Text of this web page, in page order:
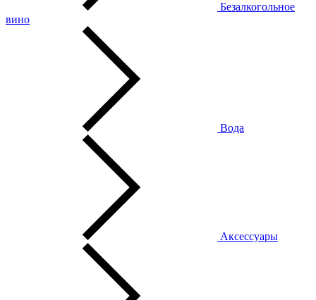
Безалкогольное
вино
Вода
Аксессуары